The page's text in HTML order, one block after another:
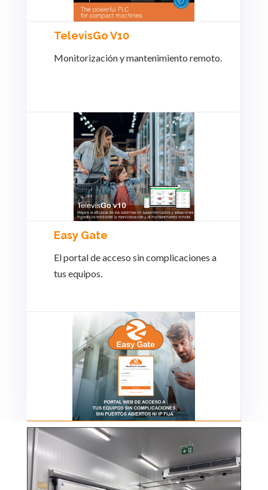
TelevisGo V10
Monitorización y mantenimiento remoto.
Easy Gate
El portal de acceso sin complicaciones a
tus equipos.